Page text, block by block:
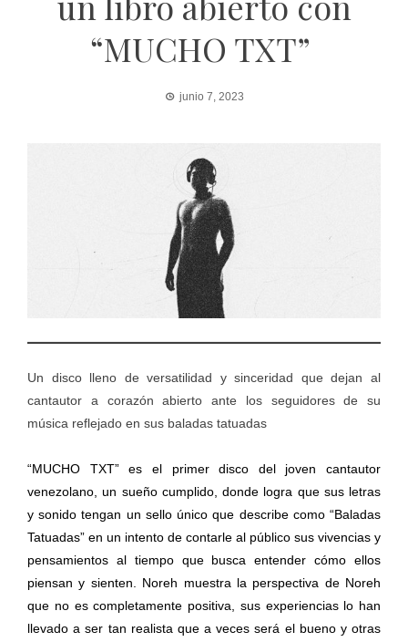
“MUCHO TXT”
junio 7, 2023
Un disco lleno de versatilidad y sinceridad que dejan al
cantautor a corazón abierto ante los seguidores de su
música reflejado en sus baladas tatuadas
“MUCHO TXT” es el primer disco del joven cantautor
venezolano, un sueño cumplido, donde logra que sus letras
y sonido tengan un sello único que describe como “Baladas
Tatuadas” en un intento de contarle al público sus vivencias y
pensamientos al tiempo que busca entender cómo ellos
piensan y sienten. Noreh muestra la perspectiva de Noreh
que no es completamente positiva, sus experiencias lo han
llevado a ser tan realista que a veces será el bueno y otras